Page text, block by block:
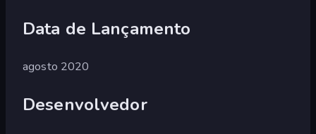
Data de Lançamento
agosto 2020
Desenvolvedor